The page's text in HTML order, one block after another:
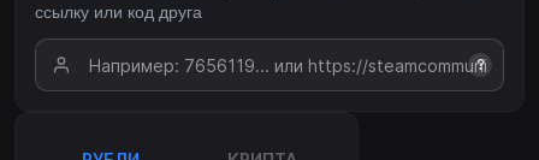
ссылку или код друга
?